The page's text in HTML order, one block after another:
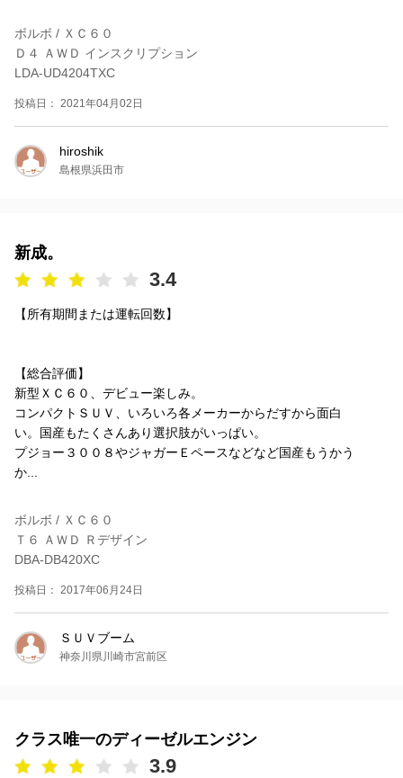
ボルボ / ＸＣ６０
Ｄ４ ＡＷＤ インスクリプション
LDA-UD4204TXC
投稿日： 2021年04月02日
hiroshik
島根県浜田市
新成。
3.4
【所有期間または運転回数】
【総合評価】
新型ＸＣ６０、デビュー楽しみ。
コンパクトＳＵＶ、いろいろ各メーカーからだすから面白
い。国産もたくさんあり選択肢がいっぱい。
プジョー３００８やジャガーＥペースなどなど国産もうかう
か...
ボルボ / ＸＣ６０
Ｔ６ ＡＷＤ Ｒデザイン
DBA-DB420XC
投稿日： 2017年06月24日
ＳＵＶブーム
神奈川県川崎市宮前区
クラス唯一のディーゼルエンジン
3.9